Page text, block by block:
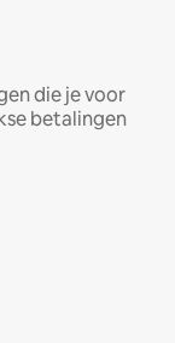
die je voor
betalingen